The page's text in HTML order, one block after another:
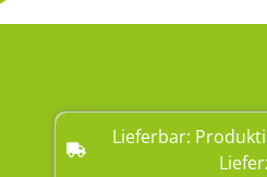
Lieferbar: